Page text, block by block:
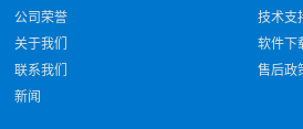
公司荣誉
关于我们
联系我们
新闻
技术支
软件下
售后政